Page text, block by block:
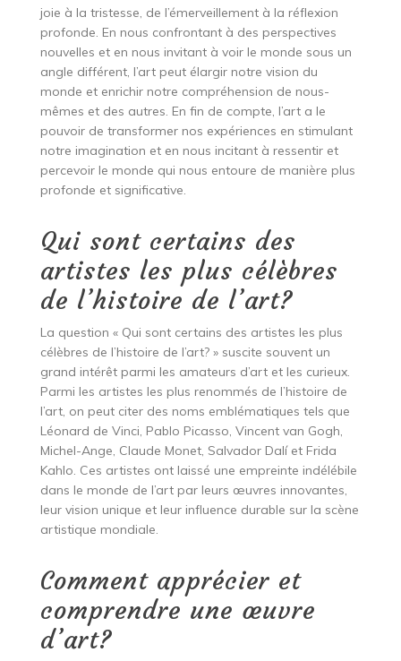
joie à la tristesse, de l’émerveillement à la réflexion
profonde. En nous confrontant à des perspectives
nouvelles et en nous invitant à voir le monde sous un
angle différent, l’art peut élargir notre vision du
monde et enrichir notre compréhension de nous-
mêmes et des autres. En fin de compte, l’art a le
pouvoir de transformer nos expériences en stimulant
notre imagination et en nous incitant à ressentir et
percevoir le monde qui nous entoure de manière plus
profonde et significative.
Qui sont certains des
artistes les plus célèbres
de l’histoire de l’art?
La question « Qui sont certains des artistes les plus
célèbres de l’histoire de l’art? » suscite souvent un
grand intérêt parmi les amateurs d’art et les curieux.
Parmi les artistes les plus renommés de l’histoire de
l’art, on peut citer des noms emblématiques tels que
Léonard de Vinci, Pablo Picasso, Vincent van Gogh,
Michel-Ange, Claude Monet, Salvador Dalí et Frida
Kahlo. Ces artistes ont laissé une empreinte indélébile
dans le monde de l’art par leurs œuvres innovantes,
leur vision unique et leur influence durable sur la scène
artistique mondiale.
Comment apprécier et
comprendre une œuvre
d’art?